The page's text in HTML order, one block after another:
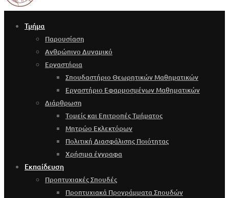
Τμήμα
Παρουσίαση
Ανθρώπινο Δυναμικό
Εργαστήρια
Σπουδαστήριο Θεωρητικών Μαθηματικών
Εργαστήριο Εφαρμοσμένων Μαθηματικών
Διάρθρωση
Τομείς και Επιτροπές Τμήματος
Μητρώο Εκλεκτόρων
Πολιτική Διασφάλισης Ποιότητας
Χρήσιμα έγγραφα
Εκπαίδευση
Προπτυχιακές Σπουδές
Προπτυχιακά Προγράμματα Σπουδών